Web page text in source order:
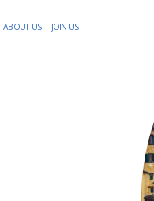
ABOUT US JOIN US